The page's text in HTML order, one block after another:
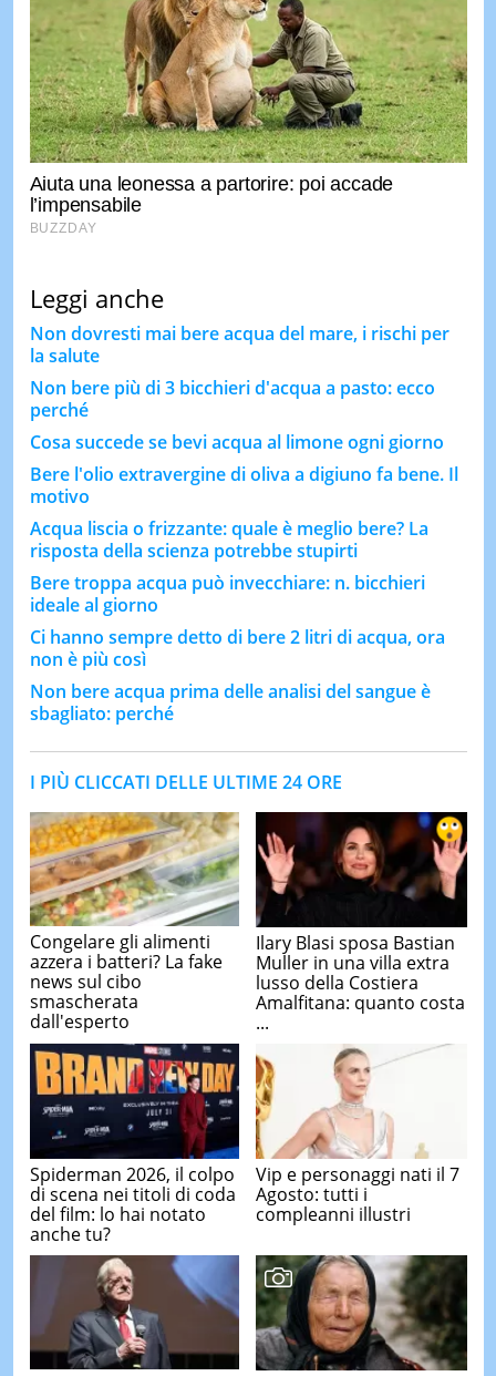
Leggi anche
Non dovresti mai bere acqua del mare, i rischi per
la salute
Non bere più di 3 bicchieri d'acqua a pasto: ecco
perché
Cosa succede se bevi acqua al limone ogni giorno
Bere l'olio extravergine di oliva a digiuno fa bene. Il
motivo
Acqua liscia o frizzante: quale è meglio bere? La
risposta della scienza potrebbe stupirti
Bere troppa acqua può invecchiare: n. bicchieri
ideale al giorno
Ci hanno sempre detto di bere 2 litri di acqua, ora
non è più così
Non bere acqua prima delle analisi del sangue è
sbagliato: perché
I PIÙ CLICCATI DELLE ULTIME 24 ORE
Congelare gli alimenti
azzera i batteri? La fake
news sul cibo
smascherata
dall'esperto
Ilary Blasi sposa Bastian
Muller in una villa extra
lusso della Costiera
Amalfitana: quanto costa
...
Spiderman 2026, il colpo
di scena nei titoli di coda
del film: lo hai notato
anche tu?
Vip e personaggi nati il 7
Agosto: tutti i
compleanni illustri